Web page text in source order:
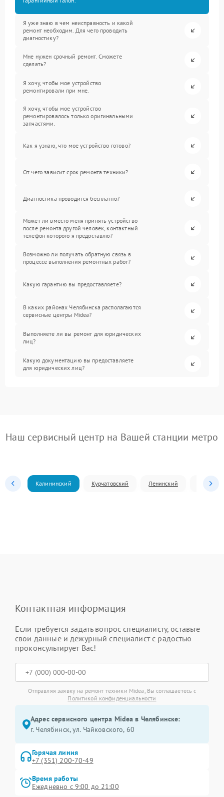
Я уже знаю в чем неисправность и какой
ремонт необходим. Для чего проводить
диагностику?
Мне нужен срочный ремонт. Сможете
сделать?
Я хочу, чтобы мое устройство
ремонтировали при мне.
Я хочу, чтобы мое устройство
ремонтировалось только оригинальными
запчастями.
Как я узнаю, что мое устройство готово?
От чего зависит срок ремонта техники?
Диагностика проводится бесплатно?
Может ли вместо меня принять устройство
после ремонта другой человек, контактный
телефон которого я предоставлю?
Возможно ли получать обратную связь в
процессе выполнения ремонтных работ?
Какую гарантию вы предоставляете?
В каких районах Челябинска располагаются
сервисные центры Midea?
Выполняете ли вы ремонт для юридических
лиц?
Какую документацию вы предоставляете
для юридических лиц?
Наш сервисный центр на Вашей станции метро
Калининский Курчатовский Ленинский
Контактная информация
Если требуется задать вопрос специалисту, оставьте
свои данные и дежурный специалист с радостью
проконсультирует Вас!
Отправляя заявку на ремонт техники Midea, Вы соглашаетесь с
Политикой конфиденциальности
Адрес сервисного центра Midea в Челябинске:
г. Челябинск, ул. Чайковского, 60
Горячая линия
+7 (351) 200-70-49
Время работы
Ежедневно с 9:00 до 21:00